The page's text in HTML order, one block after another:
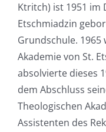
Ktritch) ist 1951 im
Etschmiadzin
Grundschule.
Akademie von St.
absolvierte dieses
dem Abschluss
Theologischen
Assistenten des